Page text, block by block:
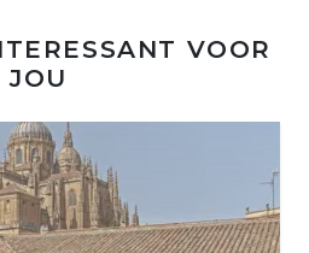
VOOR
JOU